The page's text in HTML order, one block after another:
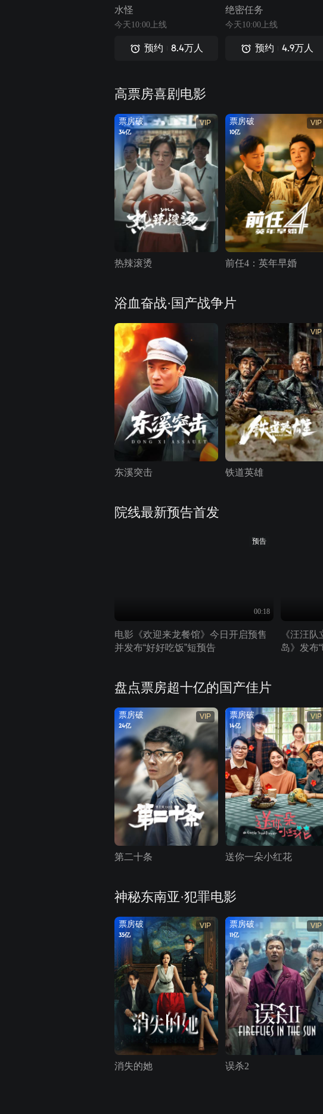
水怪
今天10:00上线
预约 8.4万人
绝密任务
今天10:00上线
预约 4.9万人
高票房喜剧电影
VIP
票房破
34亿
热辣滚烫
VIP
票房破
10亿
前任4：英年早婚
浴血奋战·国产战争片
东溪突击
VIP
铁道英雄
院线最新预告首发
预告
00:18
电影《欢迎来龙餐馆》今日开启预售
并发布“好好吃饭”短预告
《汪汪
岛》发布
盘点票房超十亿的国产佳片
VIP
票房破
24亿
第二十条
VIP
票房破
14亿
送你一朵小红花
神秘东南亚·犯罪电影
VIP
票房破
35亿
消失的她
VIP
票房破
11亿
误杀2